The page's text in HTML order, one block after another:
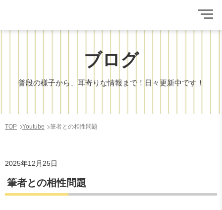
ブログ
普段の様子から、耳寄りな情報まで！日々更新中です！
TOP Youtube 筆者との相性問題
2025年12月25日
筆者との相性問題